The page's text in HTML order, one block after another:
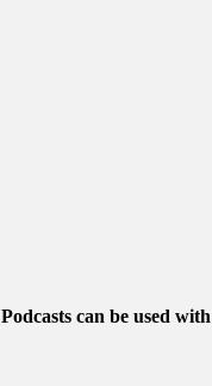
Podcasts can be used